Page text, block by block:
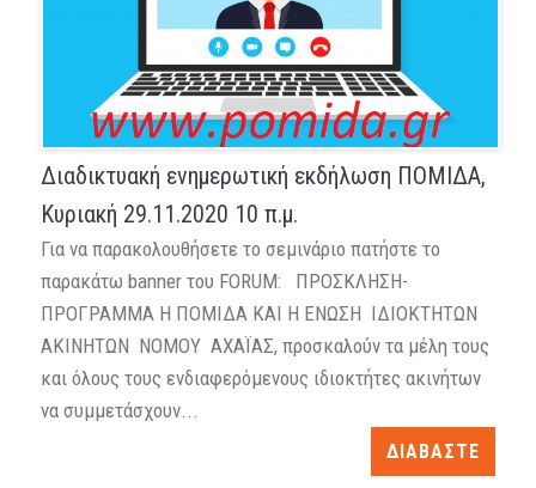
Διαδικτυακή ενημερωτική εκδήλωση ΠΟΜΙΔΑ,
Κυριακή 29.11.2020 10 π.μ.
Για να παρακολουθήσετε το σεμινάριο πατήστε το
παρακάτω banner του FORUM: ΠΡΟΣΚΛΗΣΗ-
ΠΡΟΓΡΑΜΜΑ Η ΠΟΜΙΔΑ ΚΑΙ Η ΕΝΩΣΗ ΙΔΙΟΚΤΗΤΩΝ
ΑΚΙΝΗΤΩΝ ΝΟΜΟΥ ΑΧΑΪΑΣ, προσκαλούν τα μέλη τους
και όλους τους ενδιαφερόμενους ιδιοκτήτες ακινήτων
να συμμετάσχουν...
ΔΙΑΒΑΣΤΕ